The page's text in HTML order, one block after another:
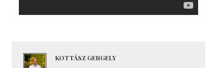
KOTTÁSZ GERGELY